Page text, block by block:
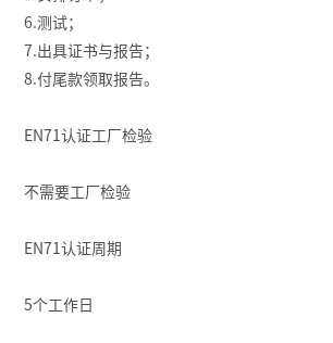
6.测试；
7.出具证书与报告；
8.付尾款领取报告。
EN71认证工厂检验
不需要工厂检验
EN71认证周期
5个工作日